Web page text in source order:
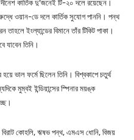
কার্তিক দু’জনেই টি-২০ দলে রয়েছেন।
ওয়ান-ডে দলে কার্তিক সুযোগ পাননি। পন্থ
তাহলে ইংল্যান্ডের বিমানে তাঁর টিকিট পাকা।
যাবেন তিনি।
ভাল ফর্মে ছিলেন তিনি। বিশ্বকাপে চতুর্থ
মুম্বই ইন্ডিয়ান্সের স্পিনার ময়ঙ্ক
কোহলি, ঋষভ পন্থ, এমএস ধোনি, বিজয়